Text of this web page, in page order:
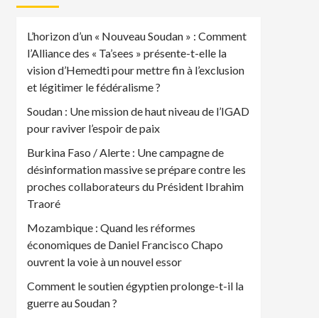
L’horizon d’un « Nouveau Soudan » : Comment
l’Alliance des « Ta’sees » présente-t-elle la
vision d’Hemedti pour mettre fin à l’exclusion
et légitimer le fédéralisme ?
Soudan : Une mission de haut niveau de l’IGAD
pour raviver l’espoir de paix
Burkina Faso / Alerte : Une campagne de
désinformation massive se prépare contre les
proches collaborateurs du Président Ibrahim
Traoré
Mozambique : Quand les réformes
économiques de Daniel Francisco Chapo
ouvrent la voie à un nouvel essor
Comment le soutien égyptien prolonge-t-il la
guerre au Soudan ?